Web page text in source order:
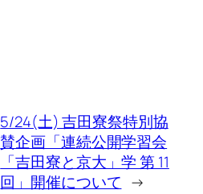
5/24(土) 吉田寮祭特別協
賛企画「連続公開学習会
「吉田寮と京大」学 第 11
回」開催について →